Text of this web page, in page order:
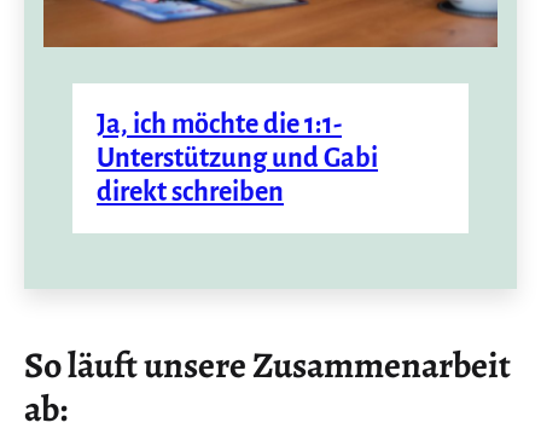
Ja, ich möchte die 1:1-
Unterstützung und Gabi
direkt schreiben
So läuft unsere Zusammenarbeit
ab: